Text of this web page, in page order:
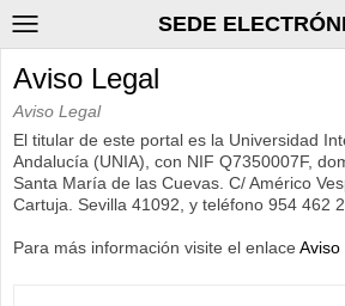
SEDE
Aviso Legal
Aviso Legal
El titular de este portal es la Universidad
Andalucía (UNIA), con NIF Q7350007F,
Santa María de las Cuevas. C/ Américo
Cartuja. Sevilla 41092, y teléfono 954 462
Para más información visite el enlace Aviso